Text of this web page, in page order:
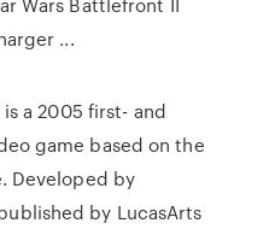
...
a 2005 first- and
game based on the
Developed by
by LucasArts